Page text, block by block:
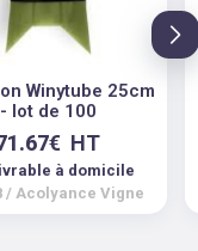
Winytube 25cm
- lot de 100
€ HT
à domicile
/ Acolyance Vigne